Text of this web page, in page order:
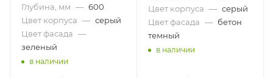
Глубина, мм — 600
Цвет корпуса — серый
Цвет фасада —
зеленый
в наличии
Цвет корпуса — серый
Цвет фасада — бетон
темный
в наличии